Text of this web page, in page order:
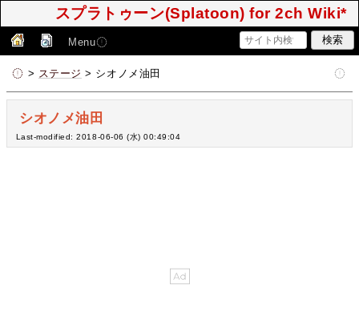
スプラトゥーン(Splatoon) for 2ch Wiki*
Menu
> ステージ > シオノメ油田
シオノメ油田
Last-modified: 2018-06-06 (水) 00:49:04